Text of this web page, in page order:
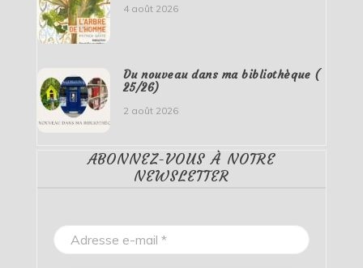
4 août 2026
Du nouveau dans ma bibliothèque (
25/26)
2 août 2026
ABONNEZ-VOUS À NOTRE
NEWSLETTER